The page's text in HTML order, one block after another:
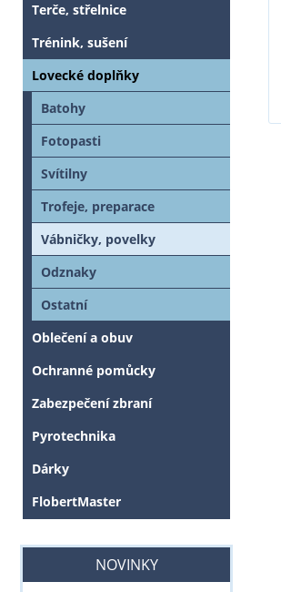
Terče, střelnice
Trénink, sušení
Lovecké doplňky
Batohy
Fotopasti
Svítilny
Trofeje, preparace
Vábničky, povelky
Odznaky
Ostatní
Oblečení a obuv
Ochranné pomůcky
Zabezpečení zbraní
Pyrotechnika
Dárky
FlobertMaster
NOVINKY